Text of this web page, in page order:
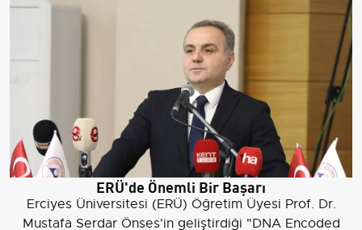
ERÜ'de Önemli Bir Başarı
Erciyes Üniversitesi (ERÜ) Öğretim Üyesi Prof. Dr.
Mustafa Serdar Önses'in geliştirdiği "DNA Encoded